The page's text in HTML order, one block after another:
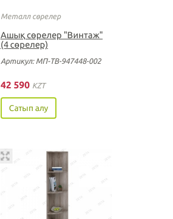
Металл сөрелер
Ашық сөрелер "Винтаж"
(4 сөрелер)
Артикул: МП-ТВ-947448-002
42 590 KZT
Сатып алу